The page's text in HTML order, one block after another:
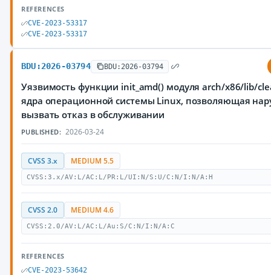
REFERENCES
CVE-2023-53317
CVE-2023-53317
BDU:2026-03794 BDU:2026-03794
Уязвимость функции init_amd() модуля arch/x86/lib/
ядра операционной системы Linux, позволяющая
вызвать отказ в обслуживании
PUBLISHED: 2026-03-24
CVSS 3.x MEDIUM 5.5
CVSS:3.x/AV:L/AC:L/PR:L/UI:N/S:U/C:N/I:N/A:H
CVSS 2.0 MEDIUM 4.6
CVSS:2.0/AV:L/AC:L/Au:S/C:N/I:N/A:C
REFERENCES
CVE-2023-53642